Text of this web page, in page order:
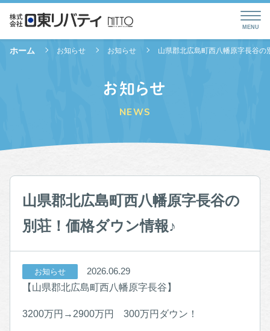
ホーム お知らせ お知らせ 山県郡北広島町西八幡原字長谷の
お知らせ
NEWS
山県郡北広島町西八幡原字長谷の
別荘！価格ダウン情報♪
お知らせ
2026.06.29
【山県郡北広島町西八幡原字長谷】
3200万円→2900万円 300万円ダウン！